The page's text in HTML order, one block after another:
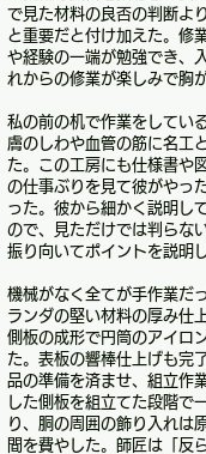
で見た材料の良否の判断よ
と重要だと付け加えた。修
や経験の一端が勉強でき、
れからの修業が楽しみで胸
私の前の机で作業をしてい
膚のしわや血管の筋に名工
た。この工房にも仕様書や
の仕事ぶりを見て彼がやっ
った。彼から細かく説明し
ので、見ただけでは判らな
振り向いてポイントを説明
機械がなく全てが手作業だ
ランダの堅い材料の厚み仕
側板の成形で円筒のアイロ
た。表板の響棒仕上げも完
品の準備を済ませ、組立作
した側板を組立てた段階で
り、胴の周囲の飾り入れは
間を費やした。師匠は「反